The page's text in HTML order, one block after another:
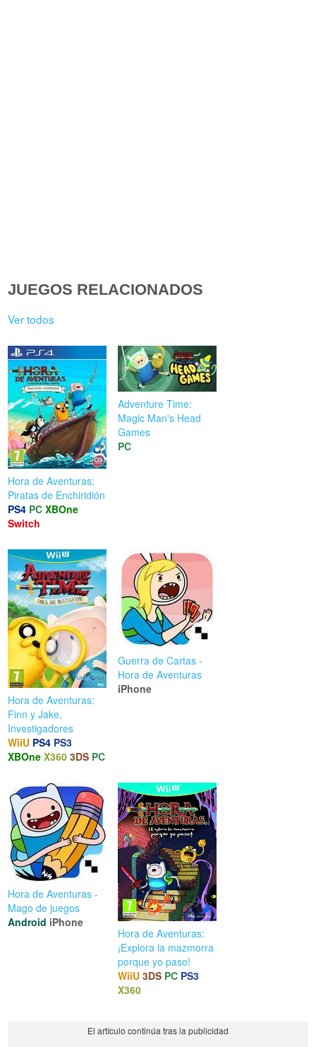
JUEGOS RELACIONADOS
Ver todos
Hora de Aventuras:
Piratas de Enchiridión
PS4 PC XBOne
Switch
Adventure Time:
Magic Man's Head
Games
PC
Hora de Aventuras:
Finn y Jake,
Investigadores
WiiU PS4 PS3
XBOne X360 3DS PC
Guerra de Cartas -
Hora de Aventuras
iPhone
Hora de Aventuras -
Mago de juegos
Android iPhone
Hora de Aventuras:
¡Explora la mazmorra
porque yo paso!
WiiU 3DS PC PS3
X360